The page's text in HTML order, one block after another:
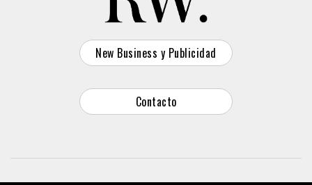
New Business y Publicidad
Contacto